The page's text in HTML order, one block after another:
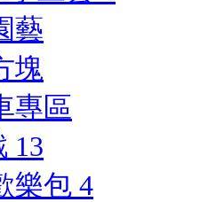
藝
塊
專區
13
樂包 4